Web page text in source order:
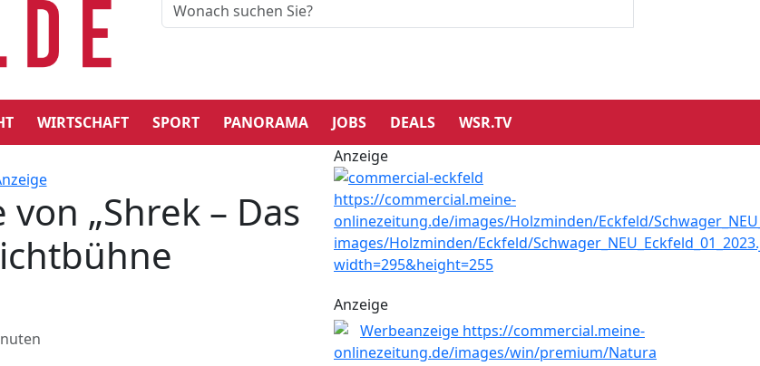
WIRTSCHAFT SPORT PANORAMA JOBS DEALS
WSR.TV
„Shrek – Das
Anzeige
Anzeige